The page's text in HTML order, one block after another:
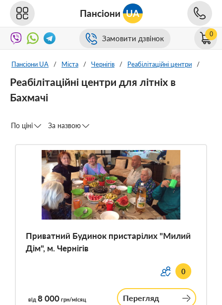
Пансіони UA
Замовити дзвінок 0
Пансіони UA / Міста / Чернігів / Реабілітаційні центри /
Реабілітаційні центри для літніх в
Бахмачі
По ціні За назвою
Приватний Будинок пристарілих "Милий
Дім", м. Чернігів
0
від 8 000 грн/місяц Перегляд